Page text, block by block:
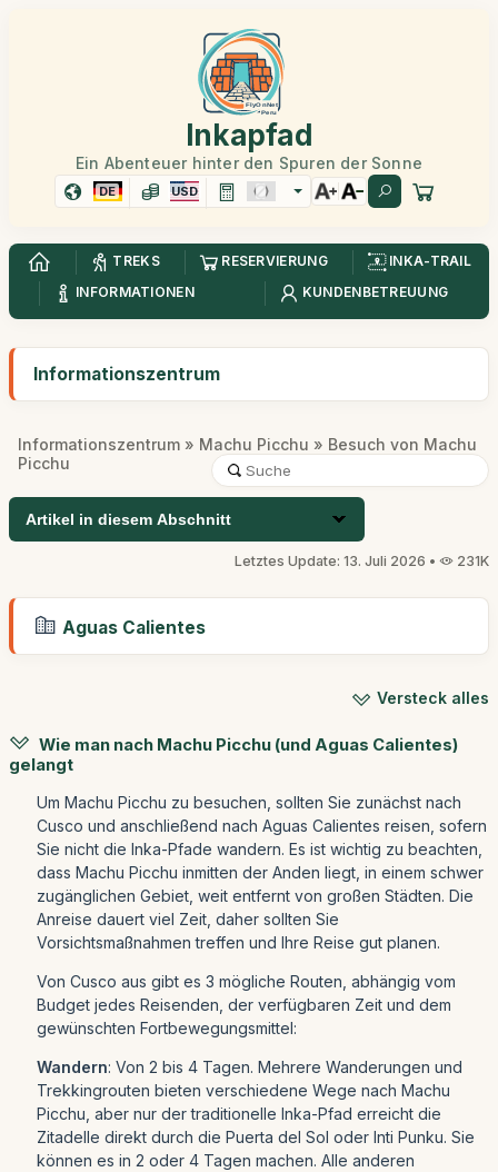
Inkapfad
Ein Abenteuer hinter den Spuren der Sonne
DE USD
TREKS RESERVIERUNG
INKA-TRAIL
INFORMATIONEN
KUNDENBETREUUNG
Informationszentrum
Informationszentrum » Machu Picchu » Besuch von Machu
Picchu
Artikel in diesem Abschnitt
Letztes Update: 13. Juli 2026 • 231K
Aguas Calientes
Versteck alles
Wie man nach Machu Picchu (und Aguas Calientes)
gelangt
Um Machu Picchu zu besuchen, sollten Sie zunächst nach
Cusco und anschließend nach Aguas Calientes reisen, sofern
Sie nicht die Inka-Pfade wandern. Es ist wichtig zu beachten,
dass Machu Picchu inmitten der Anden liegt, in einem schwer
zugänglichen Gebiet, weit entfernt von großen Städten. Die
Anreise dauert viel Zeit, daher sollten Sie
Vorsichtsmaßnahmen treffen und Ihre Reise gut planen.
Von Cusco aus gibt es 3 mögliche Routen, abhängig vom
Budget jedes Reisenden, der verfügbaren Zeit und dem
gewünschten Fortbewegungsmittel:
Wandern: Von 2 bis 4 Tagen. Mehrere Wanderungen und
Trekkingrouten bieten verschiedene Wege nach Machu
Picchu, aber nur der traditionelle Inka-Pfad erreicht die
Zitadelle direkt durch die Puerta del Sol oder Inti Punku. Sie
können es in 2 oder 4 Tagen machen. Alle anderen